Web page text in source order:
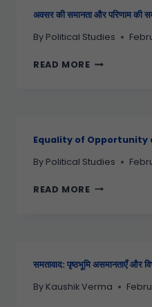
अवसर की समानता और परिणाम की
By Political Studies
READ MORE
Equality of Opportunity
By Political Studies
READ MORE
समतावाद: पृष्ठभूमि असमानताएँ और
By Kaushik Verma